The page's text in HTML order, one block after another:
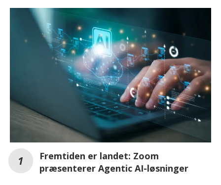
Fremtiden er landet: Zoom
præsenterer Agentic AI-løsninger